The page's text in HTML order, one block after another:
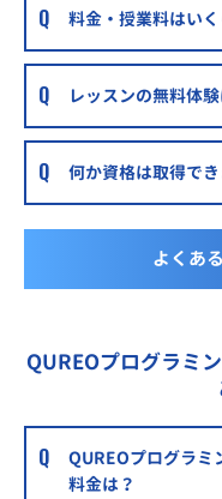
料金・授業料はい
レッスンの無料体
何か資格は取得で
よくあ
QUREOプログラミ
QUREOプログラミ
料金は？